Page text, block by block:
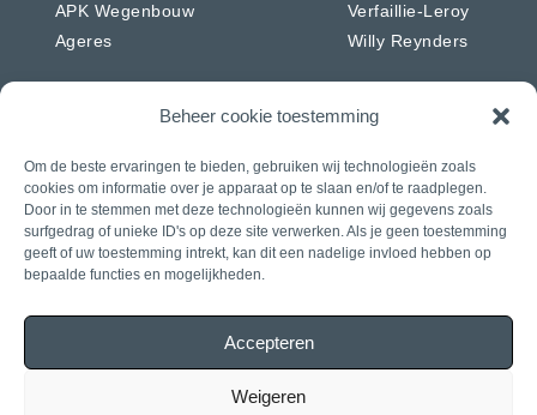
Beheer cookie toestemming
Om de beste ervaringen te bieden, gebruiken wij technologieën zoals
cookies om informatie over je apparaat op te slaan en/of te raadplegen.
Door in te stemmen met deze technologieën kunnen wij gegevens zoals
surfgedrag of unieke ID's op deze site verwerken. Als je geen toestemming
geeft of uw toestemming intrekt, kan dit een nadelige invloed hebben op
bepaalde functies en mogelijkheden.
Accepteren
Weigeren
APK Wegenbouw
Ageres
Verfaillie-Leroy
Willy Reynders
Nederland
APK Energie & Water
APK Telecom
APK Wegenbouw
Duitsland
RSW
Westkabel